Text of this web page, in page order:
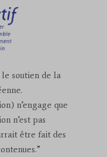
soutien de la
n’engage que
n’est pas
être fait des